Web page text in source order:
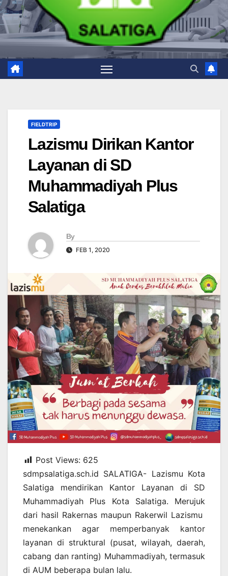
FIELDTRIP
Lazismu Dirikan Kantor
Layanan di SD
Muhammadiyah Plus
Salatiga
By
FEB 1, 2020
Post Views: 625
sdmpsalatiga.sch.id SALATIGA- Lazismu Kota
Salatiga mendirikan Kantor Layanan di SD
Muhammadiyah Plus Kota Salatiga. Merujuk
dari hasil Rakernas maupun Rakerwil Lazismu
menekankan agar memperbanyak kantor
layanan di struktural (pusat, wilayah, daerah,
cabang dan ranting) Muhammadiyah, termasuk
di AUM beberapa bulan lalu.